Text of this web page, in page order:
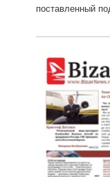
поставленный